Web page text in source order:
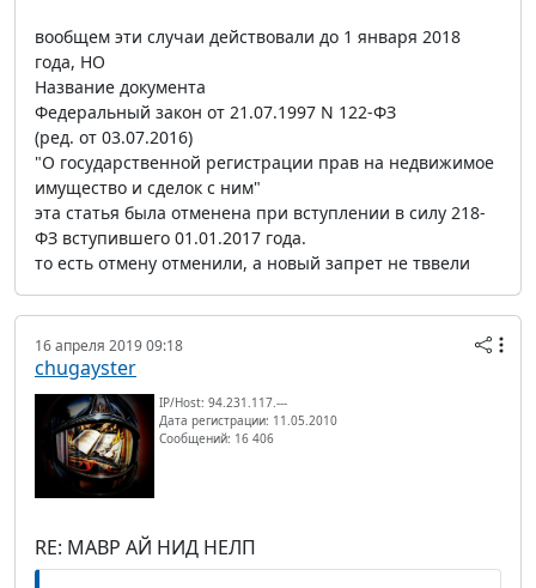
вообщем эти случаи действовали до 1 января 2018
года, НО
Название документа
Федеральный закон от 21.07.1997 N 122-ФЗ
(ред. от 03.07.2016)
"О государственной регистрации прав на недвижимое
имущество и сделок с ним"
эта статья была отменена при вступлении в силу 218-
ФЗ вступившего 01.01.2017 года.
то есть отмену отменили, а новый запрет не тввели
16 апреля 2019 09:18
chugayster
IP/Host: 94.231.117.---
Дата регистрации: 11.05.2010
Сообщений: 16 406
RE: МАВР АЙ НИД НЕЛП